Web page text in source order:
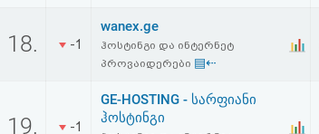
18. -1
wanex.ge
ჰოსტინგი და ინტერნეტ
პროვაიდერები ▤⇠
19. -1
GE-HOSTING - სარფიანი
ჰოსტინგი